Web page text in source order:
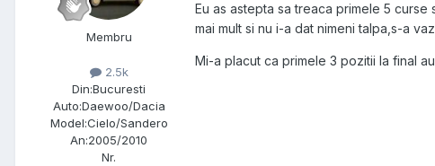
Membru
2.5k
Din:Bucuresti
Auto:Daewoo/Dacia
Model:Cielo/Sandero
An:2005/2010
Nr.
Eu as astepta sa treaca primele 5
mai mult si nu i-a dat nimeni talpa,s-a
Mi-a placut ca primele 3 pozitii la final